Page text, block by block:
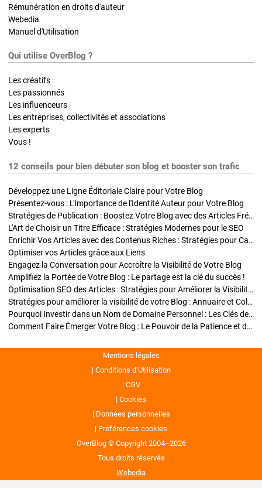
Rémunération en droits d'auteur
Webedia
Manuel d'Utilisation
Qui utilise OverBlog ?
Les créatifs
Les passionnés
Les influenceurs
Les entreprises, collectivités et associations
Les experts
Vous !
12 conseils pour bien débuter son blog et booster son trafic
Développez une Ligne Éditoriale Claire pour Votre Blog
Présentez-vous : L'Importance de l'Identité Auteur pour Votre Blog
Stratégies de Publication : Boostez Votre Blog avec des Articles Fréquents et Exclusifs
L'Art de Choisir un Titre Efficace : Stratégies Modernes pour le SEO
Enrichir Vos Articles avec des Contenus Riches : Stratégies pour Captiver et Optimiser
Optimiser vos Articles grâce aux Liens
Engagez la Conversation pour Accroître la Visibilité de Votre Blog
Amplifiez la Portée de Votre Blog : Le partage est la clé du succès !
Optimisation SEO des Articles : Stratégies pour Améliorer la Visibilité de Votre Blog
Stratégies pour améliorer la visibilité de votre Blog : Annuaire et Collaborations
Pourquoi Investir dans un Nom de Domaine Personnel : Les Clés de la Réussite de Votre Blog
Comment Faire Émerger Votre Blog : Le Pouvoir de la Patience et de la Persévérance
Mentions légales
Conditions d’Utilisation
CGV
Cookies
Données personnelles
Préférences cookies
OverBlog © Copyright 2004--2026
Tous droits réservés
Webedia